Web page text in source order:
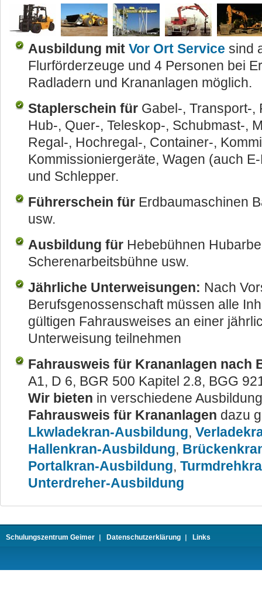
Ausbildung mit Vor Ort Service sind
Flurförderzeuge und 4 Personen bei
Radladern und Krananlagen möglich.
Staplerschein für Gabel-, Transport-,
Hub-, Quer-, Teleskop-, Schubmast-,
Regal-, Hochregal-, Container-,
Kommissioniergeräte, Wagen (auch
und Schlepper.
Führerschein für Erdbaumaschinen
usw.
Ausbildung für Hebebühnen
Scherenarbeitsbühne usw.
Jährliche Unterweisungen: Nach
Berufsgenossenschaft müssen alle
gültigen Fahrausweises an einer
Unterweisung teilnehmen
Fahrausweis für Krananlagen nach
A1, D 6, BGR 500 Kapitel 2.8, BGG
Wir bieten in verschiedene
Fahrausweis für Krananlagen dazu
Lkwladekran-Ausbildung,
Hallenkran-Ausbildung,
Portalkran-Ausbildung,
Unterdreher-Ausbildung
Schulungszentrum Geimer Datenschutzerklärung Links